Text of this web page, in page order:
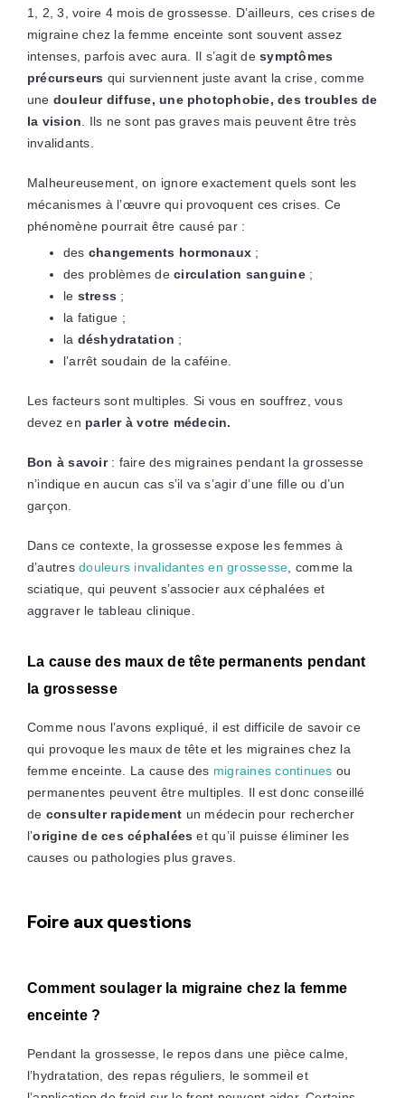
1, 2, 3, voire 4 mois de grossesse. D’ailleurs, ces crises de
migraine chez la femme enceinte sont souvent assez
intenses, parfois avec aura. Il s’agit desymptômes
précurseurs qui surviennent juste avant la crise, comme
une douleur diffuse, une photophobie, des troubles de
la vision. Ils ne sont pas graves mais peuvent être très
invalidants.
Malheureusement, on ignore exactement quels sont les
mécanismes à l’œuvre qui provoquent ces crises. Ce
phénomène pourrait être causé par :
des changements hormonaux ;
des problèmes decirculation sanguine;
le stress ;
la fatigue ;
la déshydratation ;
l’arrêt soudain de la caféine.
Les facteurs sont multiples. Si vous en souffrez, vous
devez en parler à votre médecin.
Bon à savoir: faire des migraines pendant la grossesse
n’indique en aucun cas s’il va s’agir d’une fille ou d’un
garçon.
Dans ce contexte, la grossesse expose les femmes à
d’autresdouleurs invalidantes en grossesse, comme la
sciatique, qui peuvent s’associer aux céphalées et
aggraver le tableau clinique.
La cause des maux de tête permanents pendant
la grossesse
Comme nous l’avons expliqué, il est difficile de savoir ce
qui provoque les maux de tête et les migraines chez la
femme enceinte. La cause des migraines continues ou
permanentes peuvent être multiples. Il est donc conseillé
de consulter rapidement un médecin pour rechercher
l’origine de ces céphalées et qu’il puisse éliminer les
causes ou pathologies plus graves.
Foire aux questions
Comment soulager la migraine chez la femme
enceinte ?
Pendant la grossesse, le repos dans une pièce calme,
l’hydratation, des repas réguliers, le sommeil et